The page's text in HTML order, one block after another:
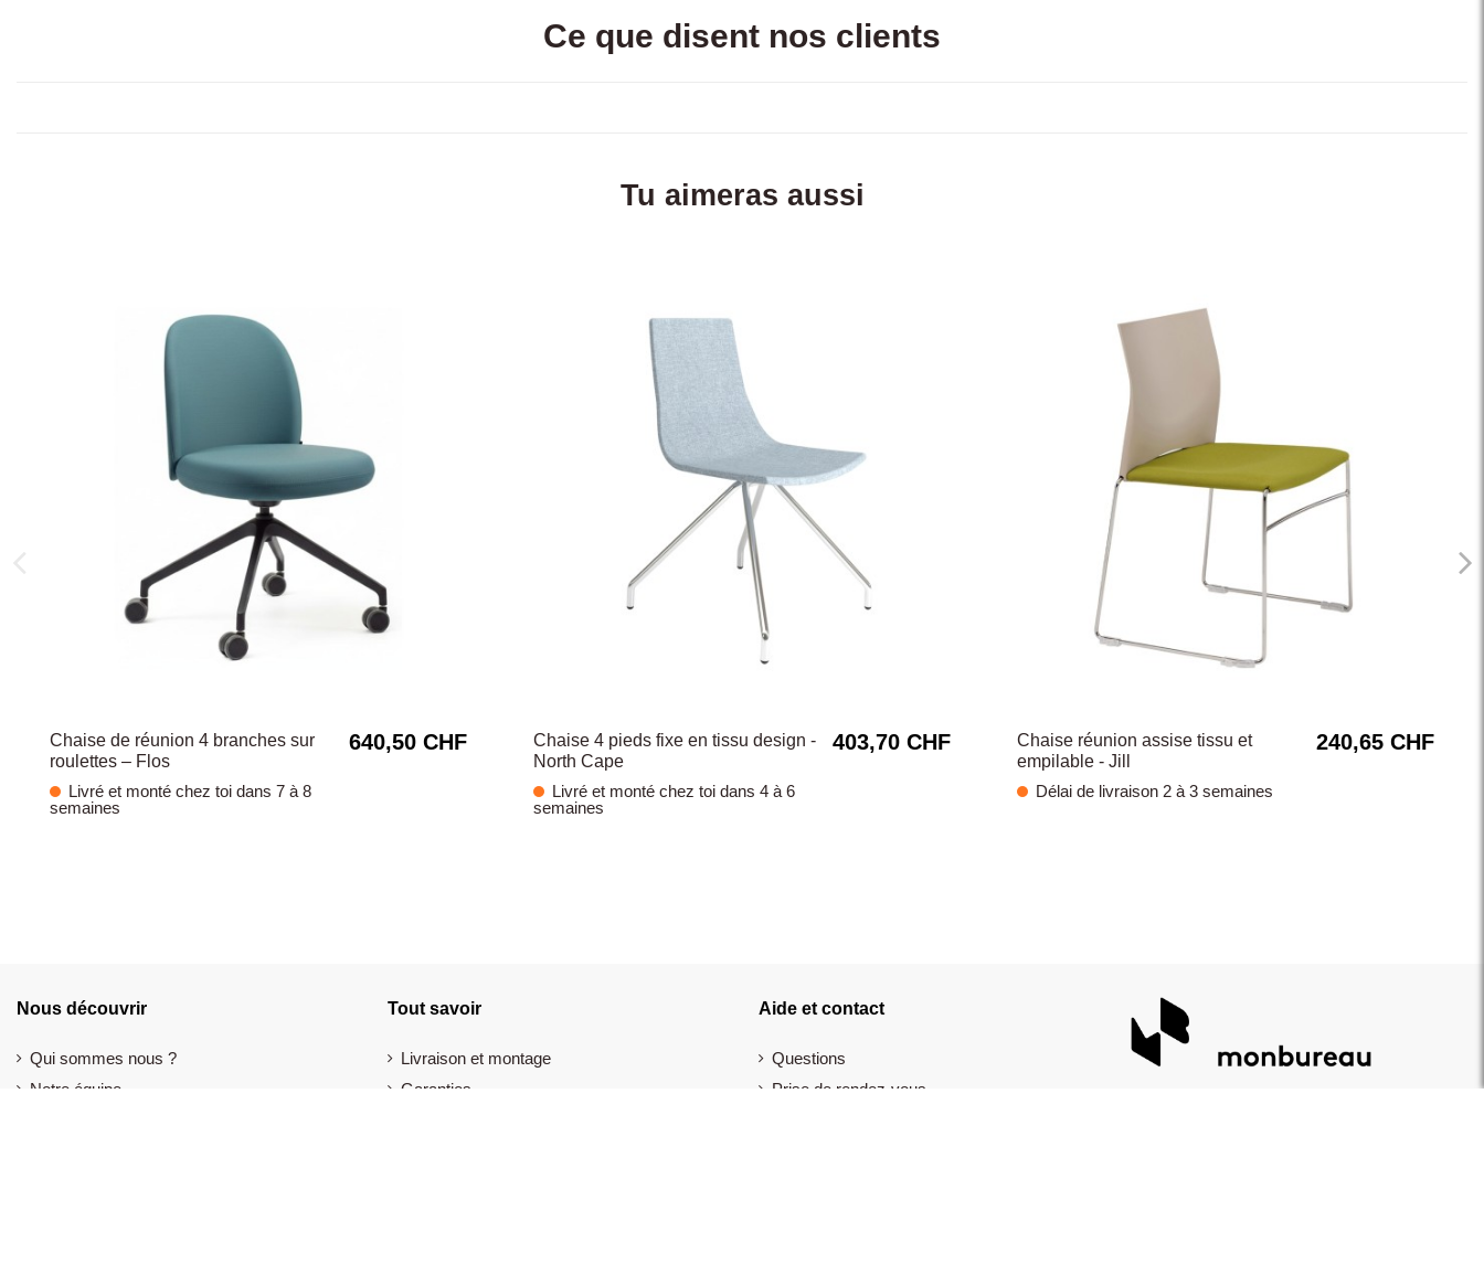
Ce que disent nos clients
Tu aimeras aussi
Chaise de réunion 4 branches sur
roulettes – Flos
Livré et monté chez toi dans 7 à 8
semaines
640,50 CHF
Chaise 4 pieds fixe en tissu design -
North Cape
Livré et monté chez toi dans 4 à 6
semaines
403,70 CHF
Chaise réunion assise tissu et
empilable - Jill
Délai de livraison 2 à 3 semaines
240,65 CHF
Nous découvrir
Qui sommes nous ?
Notre équipe
Tout savoir
Livraison et montage
Garanties
Aide et contact
Questions
Prise de rendez-vous